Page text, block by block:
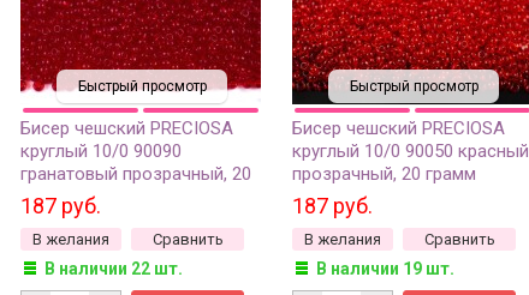
Быстрый просмотр
Бисер чешский PRECIOSA
круглый 10/0 90090
гранатовый прозрачный, 20
грамм
187 руб.
В желания Сравнить
В наличии 22 шт.
Быстрый просмотр
Бисер чешский PRECIOSA
круглый 10/0 90050 красный
прозрачный, 20 грамм
187 руб.
В желания Сравнить
В наличии 19 шт.